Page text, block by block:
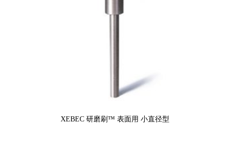
XEBEC 研磨刷™ 表面用 小直径型